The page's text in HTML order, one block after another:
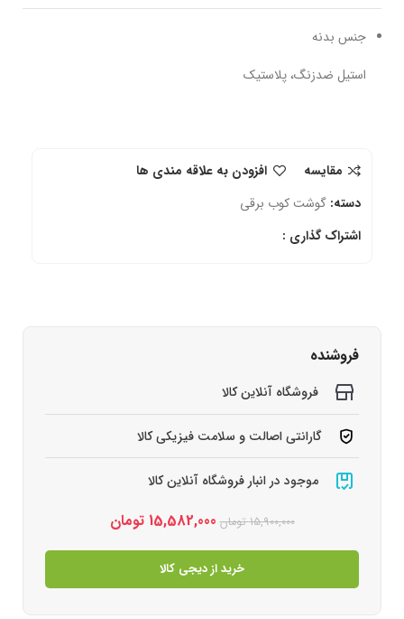
جنس بدنه
استیل ضدزنگ، پلاستیک
مقایسه
افزودن به علاقه مندی ها
دسته: گوشت کوب برقی
اشتراک گذاری :
فروشنده
فروشگاه آنلاین کالا
گارانتی اصالت و سلامت فیزیکی کالا
موجود در انبار فروشگاه آنلاین کالا
15,900,000 تومان 15,582,000 تومان
خرید از دیجی کالا